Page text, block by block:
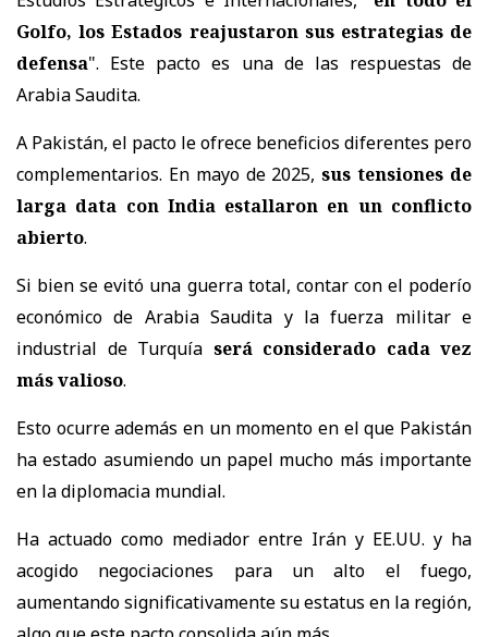
Golfo, los Estados reajustaron sus estrategias de
defensa". Este pacto es una de las respuestas de
Arabia Saudita.
A Pakistán, el pacto le ofrece beneficios diferentes pero
complementarios. En mayo de 2025,sus tensiones de
larga data con India estallaron en un conflicto
abierto.
Si bien se evitó una guerra total, contar con el poderío
económico de Arabia Saudita y la fuerza militar e
industrial de Turquía será considerado cada vez
más valioso.
Esto ocurre además en un momento en el que Pakistán
ha estado asumiendo un papel mucho más importante
en la diplomacia mundial.
Ha actuado como mediador entre Irán y EE.UU. y ha
acogido negociaciones para un alto el fuego,
aumentando significativamente su estatus en la región,